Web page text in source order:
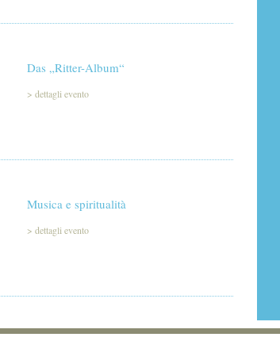
Das „Ritter-Album“
> dettagli evento
Musica e spiritualità
> dettagli evento